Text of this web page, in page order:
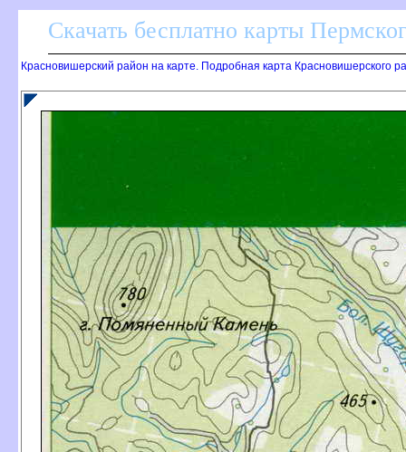
Скачать бесплатно карты
Красновишерский район на карте. Подробная карта Красновишерского